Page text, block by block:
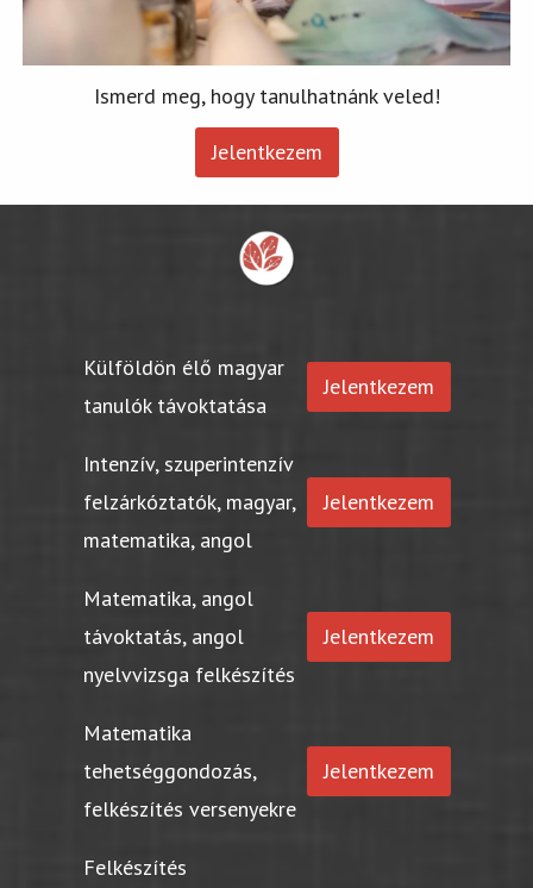
Ismerd meg, hogy tanulhatnánk veled!
Jelentkezem
Külföldön élő magyar
tanulók távoktatása
Jelentkezem
Intenzív, szuperintenzív
felzárkóztatók, magyar,
matematika, angol
Jelentkezem
Matematika, angol
távoktatás, angol
nyelvvizsga felkészítés
Jelentkezem
Matematika
tehetséggondozás,
felkészítés versenyekre
Jelentkezem
Felkészítés